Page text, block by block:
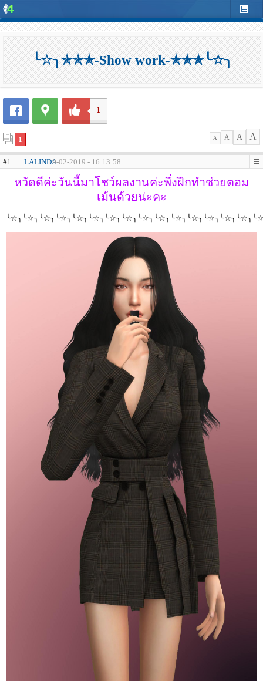
╰☆╮✯✯✯-Show work-✯✯✯╰☆╮
1
1 A A A A
#1 LALINDA19-02-2019 - 16:13:58
หวัดดีค่ะวันนี้มาโชว์ผลงานค่ะพึ่งฝึกทำช่วยตอม
เม้นด้วยน่ะคะ